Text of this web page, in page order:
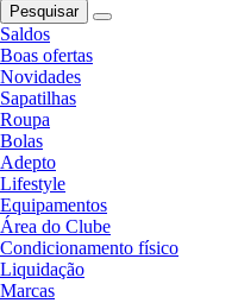
Pesquisar
Saldos
Boas ofertas
Novidades
Sapatilhas
Roupa
Bolas
Adepto
Lifestyle
Equipamentos
Área do Clube
Condicionamento físico
Liquidação
Marcas